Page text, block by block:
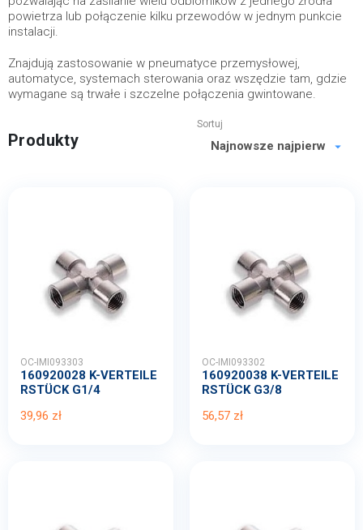
powietrza lub połączenie kilku przewodów w jednym punkcie
instalacji.
Znajdują zastosowanie w pneumatyce przemysłowej,
automatyce, systemach sterowania oraz wszędzie tam, gdzie
wymagane są trwałe i szczelne połączenia gwintowane.
Produkty
Sortuj
OC-IMI093303
160920028 K-VERTEILE
RSTÜCK G1/4
39,96 zł
OC-IMI093302
160920038 K-VERTEILE
RSTÜCK G3/8
56,57 zł